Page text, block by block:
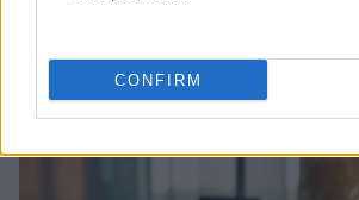
CONFIRM
donatori
Martina Marchesi · 10 Lug 2026